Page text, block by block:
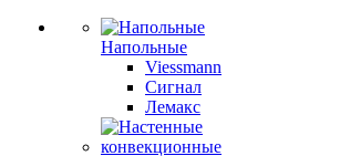
Напольные
Viessmann
Сигнал
Лемакс